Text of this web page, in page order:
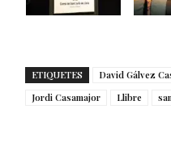
ETIQUETES David Gálvez
Jordi Casamajor
Llibre